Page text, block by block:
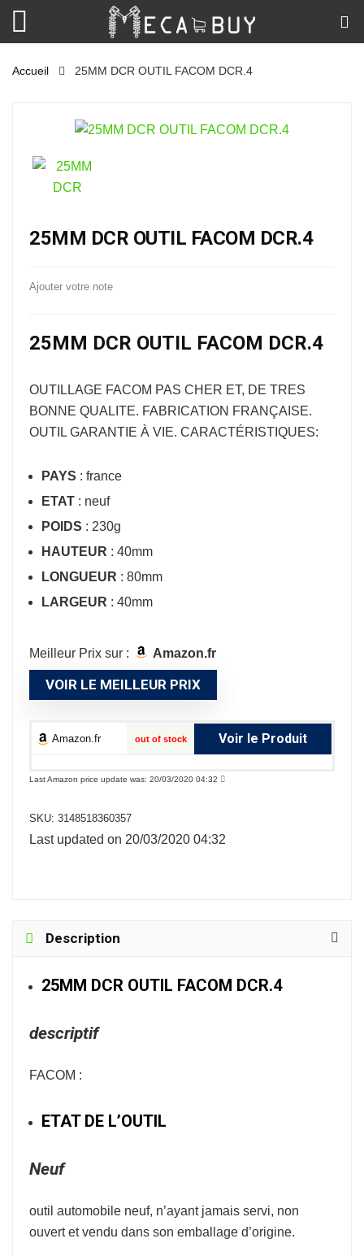
Accueil 25MM DCR OUTIL FACOM DCR.4
25MM DCR OUTIL FACOM DCR.4
Ajouter votre note
25MM DCR OUTIL FACOM DCR.4
OUTILLAGE FACOM PAS CHER ET, DE TRES
BONNE QUALITE. FABRICATION FRANÇAISE.
OUTIL GARANTIE À VIE. CARACTÉRISTIQUES:
PAYS : france
ETAT : neuf
POIDS : 230g
HAUTEUR : 40mm
LONGUEUR : 80mm
LARGEUR : 40mm
Meilleur Prix sur : Amazon.fr
VOIR LE MEILLEUR PRIX
Amazon.fr out of stock Voir le Produit
Last Amazon price update was: 20/03/2020 04:32
SKU: 3148518360357
Last updated on 20/03/2020 04:32
Description
25MM DCR OUTIL FACOM DCR.4
descriptif
FACOM :
ETAT DE L’OUTIL
Neuf
outil automobile neuf, n’ayant jamais servi, non
ouvert et vendu dans son emballage d’origine.